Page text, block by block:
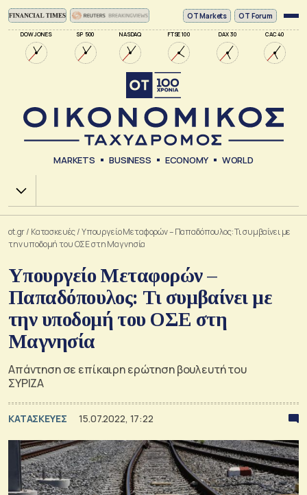
DOW JONES SP 500 NASDAQ FTSE 100 DAX 30 CAC 40
ΟΤ Markets OT Forum
MARKETS BUSINESS ECONOMY WORLD
Χ.Α.
ot.gr/ Κατασκευές/Υπουργείο Μεταφορών – Παπαδόπουλος: Τι συμβαίνει με
την υποδομή του ΟΣΕ στη Μαγνησία
Υπουργείο Μεταφορών –
Παπαδόπουλος: Τι συμβαίνει με
την υποδομή του ΟΣΕ στη
Μαγνησία
Απάντηση σε επίκαιρη ερώτηση βουλευτή του
ΣΥΡΙΖΑ
ΚΑΤΑΣΚΕΥΕΣ 15.07.2022, 17:22